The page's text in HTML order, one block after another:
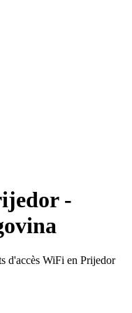
-
d'accès WiFi en Prijedor